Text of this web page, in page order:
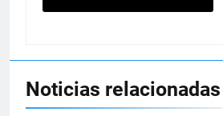
Noticias relacionadas